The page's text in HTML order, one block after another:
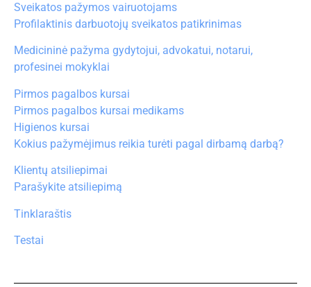
Sveikatos pažymos vairuotojams
Profilaktinis darbuotojų sveikatos patikrinimas
Medicininė pažyma gydytojui, advokatui, notarui,
profesinei mokyklai
Pirmos pagalbos kursai
Pirmos pagalbos kursai medikams
Higienos kursai
Kokius pažymėjimus reikia turėti pagal dirbamą darbą?
Klientų atsiliepimai
Parašykite atsiliepimą
Tinklaraštis
Testai